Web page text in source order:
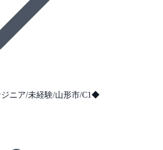
ニア/未経験/山形市/C1◆